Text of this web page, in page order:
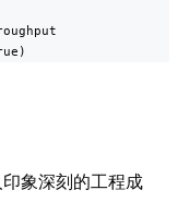
象深刻的工程成